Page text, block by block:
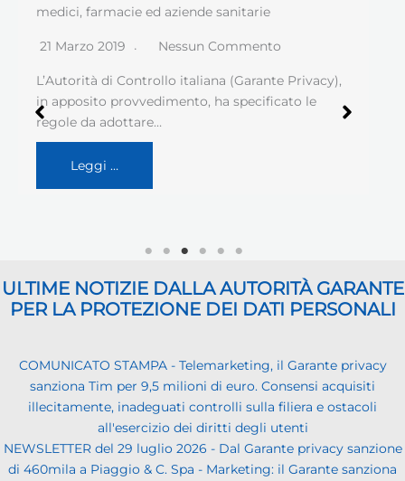
medici, farmacie ed aziende sanitarie
21 Marzo 2019 Nessun Commento
L’Autorità di Controllo italiana (Garante Privacy),
in apposito provvedimento, ha specificato le
regole da adottare…
Leggi …
ULTIME NOTIZIE DALLA AUTORITÀ GARANTE
PER LA PROTEZIONE DEI DATI PERSONALI
COMUNICATO STAMPA - Telemarketing, il Garante privacy
sanziona Tim per 9,5 milioni di euro. Consensi acquisiti
illecitamente, inadeguati controlli sulla filiera e ostacoli
all'esercizio dei diritti degli utenti
NEWSLETTER del 29 luglio 2026 - Dal Garante privacy sanzione
di 460mila a Piaggio & C. Spa - Marketing: il Garante sanziona